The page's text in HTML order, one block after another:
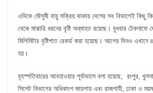
এদিকে মৌসুমী বায়ু সক্রিয় থাকায় দেশের সব বিভাগেই কিছু
থেকে মাঝারি ধরনের বৃষ্টি অব্যাহত রয়েছে। বুধবার টেকনাফে
মিলিমিটার বৃষ্টিপাত রেকর্ড করা হয়েছে। আগের দিনও এখানে
হয়।
বৃহস্পতিবারের আবহাওয়ার পূর্বাভাসে বলা হয়েছে, রংপুর,
সিলেট বিভাগের অধিকাংশ জায়গায় এবং রাজশাহী, ঢাকা ও